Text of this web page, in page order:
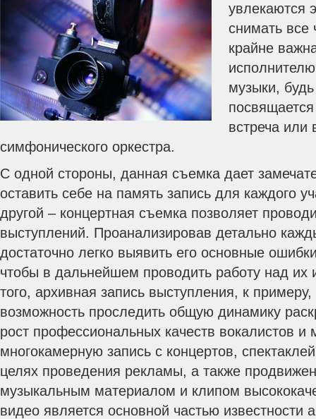
увлекаются
снимать все
крайне
музыки,
посвящается
встреча или
симфонического оркестра.
С одной стороны, данная съемка дает
оставить себе на память запись для каждого
другой – концертная съемка позволяет
выступлений. Проанализировав детально
достаточно легко выявить его основные
чтобы в дальнейшем проводить работу над
того, архивная запись выступления, к
возможность проследить общую динамику
рост профессиональных качеств вокалистов и
многокамерную запись с концертов,
целях проведения рекламы, а также
музыкальным материалом и клипом
видео является основной частью известности